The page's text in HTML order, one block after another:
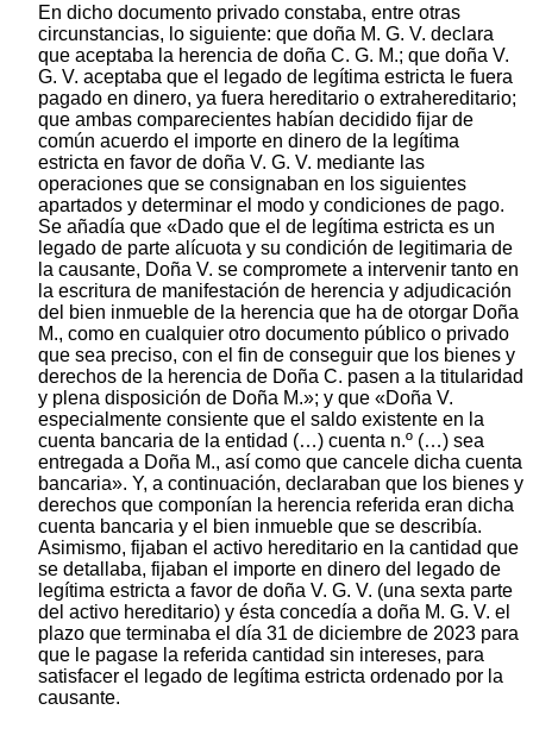
En dicho documento privado constaba, entre otras
circunstancias, lo siguiente: que doña M. G. V. declara
que aceptaba la herencia de doña C. G. M.; que doña V.
G. V. aceptaba que el legado de legítima estricta le fuera
pagado en dinero, ya fuera hereditario o extrahereditario;
que ambas comparecientes habían decidido fijar de
común acuerdo el importe en dinero de la legítima
estricta en favor de doña V. G. V. mediante las
operaciones que se consignaban en los siguientes
apartados y determinar el modo y condiciones de pago.
Se añadía que «Dado que el de legítima estricta es un
legado de parte alícuota y su condición de legitimaria de
la causante, Doña V. se compromete a intervenir tanto en
la escritura de manifestación de herencia y adjudicación
del bien inmueble de la herencia que ha de otorgar Doña
M., como en cualquier otro documento público o privado
que sea preciso, con el fin de conseguir que los bienes y
derechos de la herencia de Doña C. pasen a la titularidad
y plena disposición de Doña M.»; y que «Doña V.
especialmente consiente que el saldo existente en la
cuenta bancaria de la entidad (…) cuenta n.º (…) sea
entregada a Doña M., así como que cancele dicha cuenta
bancaria». Y, a continuación, declaraban que los bienes y
derechos que componían la herencia referida eran dicha
cuenta bancaria y el bien inmueble que se describía.
Asimismo, fijaban el activo hereditario en la cantidad que
se detallaba, fijaban el importe en dinero del legado de
legítima estricta a favor de doña V. G. V. (una sexta parte
del activo hereditario) y ésta concedía a doña M. G. V. el
plazo que terminaba el día 31 de diciembre de 2023 para
que le pagase la referida cantidad sin intereses, para
satisfacer el legado de legítima estricta ordenado por la
causante.